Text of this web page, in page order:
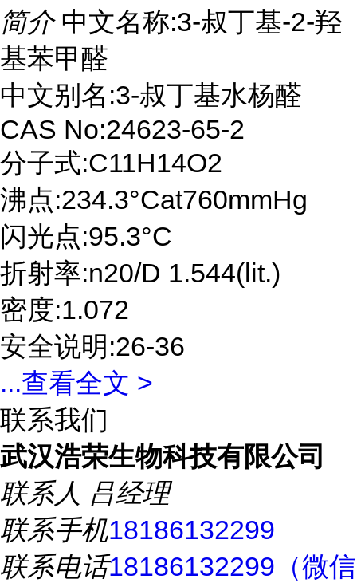
简介 中文名称:3-叔丁基-2-羟
基苯甲醛
中文别名:3-叔丁基水杨醛
CAS No:24623-65-2
分子式:C11H14O2
沸点:234.3°Cat760mmHg
闪光点:95.3°C
折射率:n20/D 1.544(lit.)
密度:1.072
安全说明:26-36
...查看全文 >
联系我们
武汉浩荣生物科技有限公司
联系人 吕经理
联系手机18186132299
联系电话18186132299（微信